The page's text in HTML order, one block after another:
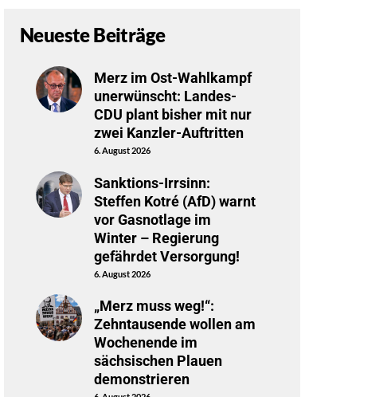
Neueste Beiträge
Merz im Ost-Wahlkampf
unerwünscht: Landes-
CDU plant bisher mit nur
zwei Kanzler-Auftritten
6. August 2026
Sanktions-Irrsinn:
Steffen Kotré (AfD) warnt
vor Gasnotlage im
Winter – Regierung
gefährdet Versorgung!
6. August 2026
„Merz muss weg!“:
Zehntausende wollen am
Wochenende im
sächsischen Plauen
demonstrieren